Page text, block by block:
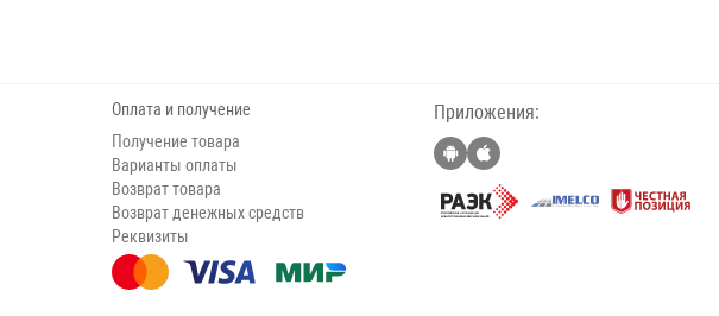
Оплата и получение
Получение товара
Варианты оплаты
Возврат товара
Возврат денежных средств
Реквизиты
Приложения: